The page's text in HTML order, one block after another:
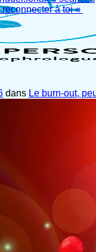
à toi «
dans Le burn-out,